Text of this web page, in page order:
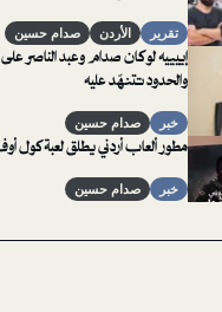
صدام حسين
وعبد الناصر على قيد الحياة: مواطن يتنهد
يطلق لعبة كول أوف ديوتي: اهتزاز الشوارب